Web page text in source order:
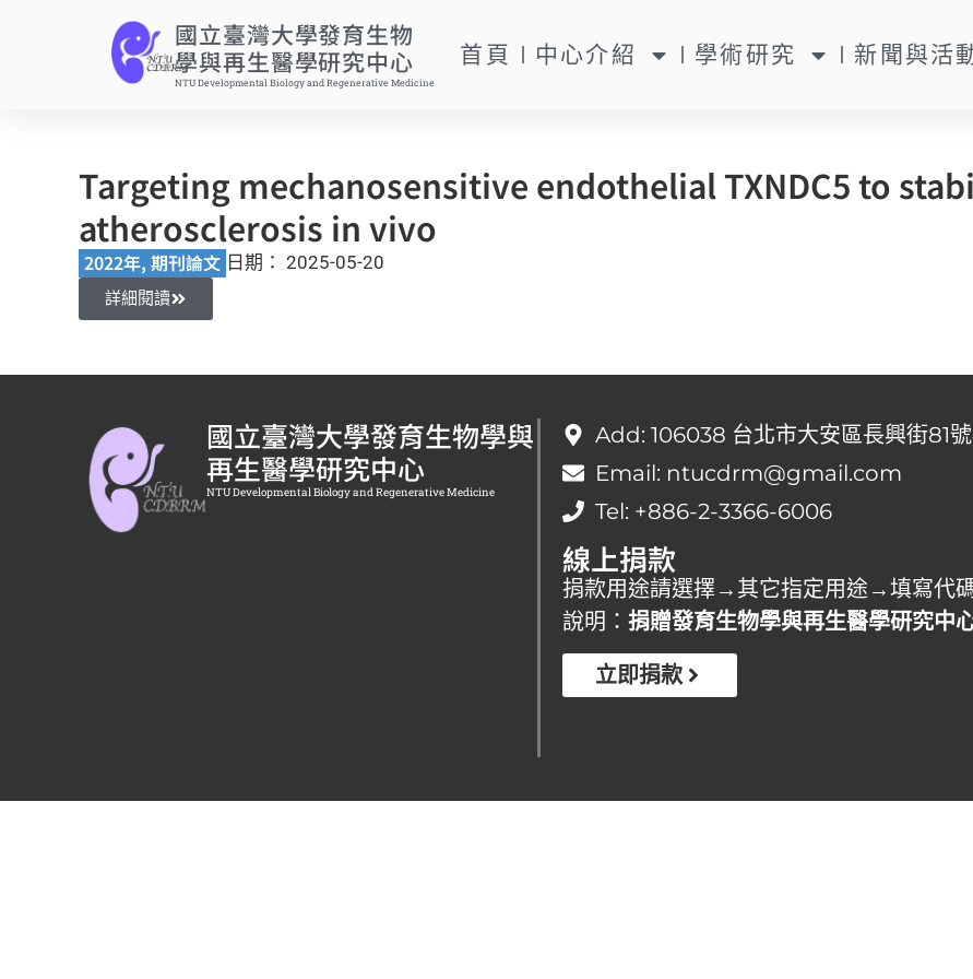
國立臺灣大學發育生物
學與再生醫學研究中心
NTU Developmental Biology and Regenerative Medicine
首頁 中心介紹 學術研究 新聞與活
Targeting mechanosensitive endothelial TXNDC5 to
atherosclerosis in vivo
2022年, 期刊論文 日期： 2025-05-20
詳細閱讀
國立臺灣大學發育生物學與
再生醫學研究中心
NTU Developmental Biology and Regenerative Medicine
Add: 106038 台北市大安區長興街81
Email: ntucdrm@gmail.com
Tel: +886-2-3366-6006
線上捐款
捐款用途請選擇→其它指定用途→填寫代
說明： 捐贈發育生物學與再生醫學研究中
立即捐款